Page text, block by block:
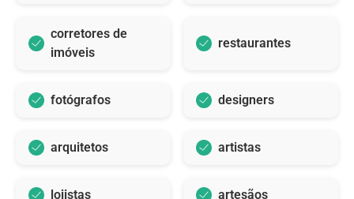
corretores de
imóveis
restaurantes
fotógrafos designers
arquitetos artistas
lojistas artesãos